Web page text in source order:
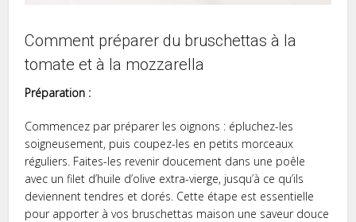
Comment préparer du bruschettas à la
tomate et à la mozzarella
Préparation :
Commencez par préparer les oignons : épluchez-les
soigneusement, puis coupez-les en petits morceaux
réguliers. Faites-les revenir doucement dans une poêle
avec un filet d’huile d’olive extra-vierge, jusqu’à ce qu’ils
deviennent tendres et dorés. Cette étape est essentielle
pour apporter à vos bruschettas maison une saveur douce